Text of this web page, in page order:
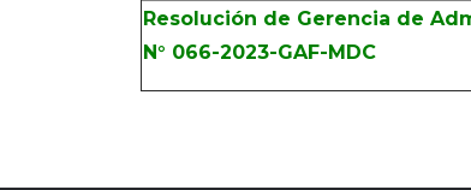
Resolución de Gerencia de
N° 066-2023-GAF-MDC